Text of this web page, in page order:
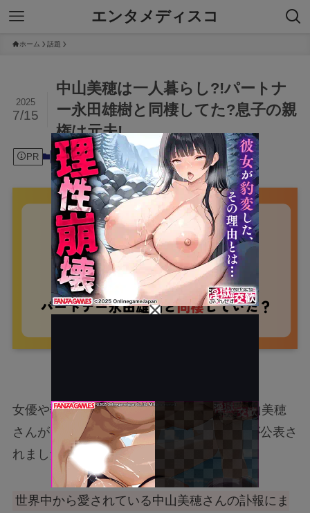
エンタメディスコ
ホーム 話題
中山美穂は一人暮らし?!パートナ
ー永田雄樹と同棲してた?息子の親
権は元夫!
2025
7/15
PR 話題 2025年7月15日
女優や歌手として日本を代表する人物の中山美穂
さんが、2024年12月6日に亡くなったことが公表さ
れました。
世界中から愛されている中山美穂さんの訃報にま